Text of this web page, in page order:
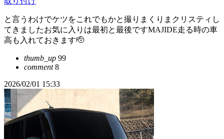
と言うわけでケツをこれでもかと撮りまくりまクリスティし
てきましたお気に入りは最初と最後ですMAJIDE走る時の車
高も入れておきます🫡
thumb_up 99
comment8
2026/02/01 15:33